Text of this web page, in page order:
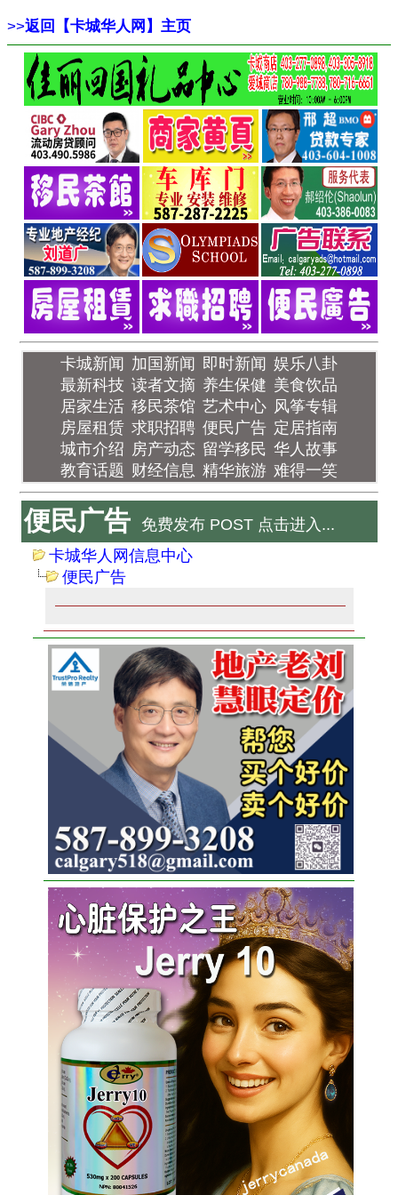
>>返回【卡城华人网】主页
卡城新闻 加国新闻 即时新闻 娱乐八卦
最新科技 读者文摘 养生保健 美食饮品
居家生活 移民茶馆 艺术中心 风筝专辑
房屋租赁 求职招聘 便民广告 定居指南
城市介绍 房产动态 留学移民 华人故事
教育话题 财经信息 精华旅游 难得一笑
便民广告
免费发布 POST 点击进入...
卡城华人网信息中心
便民广告